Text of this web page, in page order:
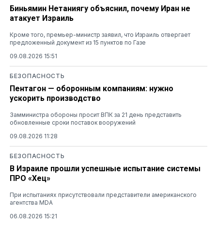
Биньямин Нетаниягу объяснил, почему Иран не
атакует Израиль
Кроме того, премьер-министр заявил, что Израиль отвергает
предложенный документ из 15 пунктов по Газе
09.08.2026 15:51
БЕЗОПАСНОСТЬ
Пентагон — оборонным компаниям: нужно
ускорить производство
Замминистра обороны просит ВПК за 21 день представить
обновленные сроки поставок вооружений
09.08.2026 11:28
БЕЗОПАСНОСТЬ
В Израиле прошли успешные испытание системы
ПРО «Хец»
При испытаниях присутствовали представители американского
агентства MDA
06.08.2026 15:21